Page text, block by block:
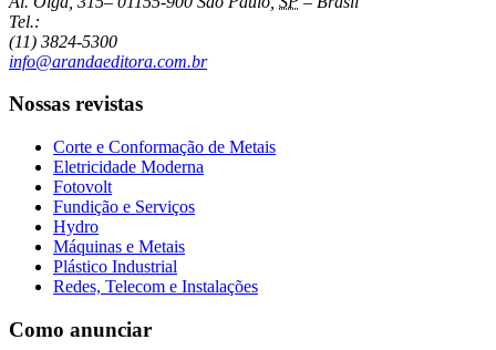
Tel.:
(11) 3824-5300
info@arandaeditora.com.br
Nossas revistas
Corte e Conformação de Metais
Eletricidade Moderna
Fotovolt
Fundição e Serviços
Hydro
Máquinas e Metais
Plástico Industrial
Redes, Telecom e Instalações
Como anunciar